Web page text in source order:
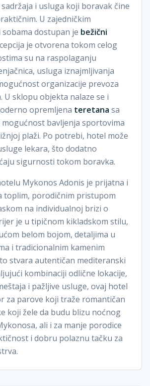
i usluga koji boravak čine
U zajedničkim
dostupan je bežični
je otvorena tokom celog
su na raspolaganju
usluga iznajmljivanja
organizacije prevoza
U sklopu objekta nalaze se i
opremljena teretana sa
bavljenja sportovima
plaži. Po potrebi, hotel može
lekara, što dodatno
sigurnosti tokom boravka.
Mykonos Adonis je prijatna i
toplim, porodičnim pristupom
na individualnoj brizi o
je u tipičnom kikladskom stilu,
belom bojom, detaljima u
i tradicionalnim kamenim
stvara autentičan mediteranski
kombinaciji odlične lokacije,
i pažljive usluge, ovaj hotel
za parove koji traže romantičan
koji žele da budu blizu noćnog
ali i za manje porodice
i dobru polaznu tačku za